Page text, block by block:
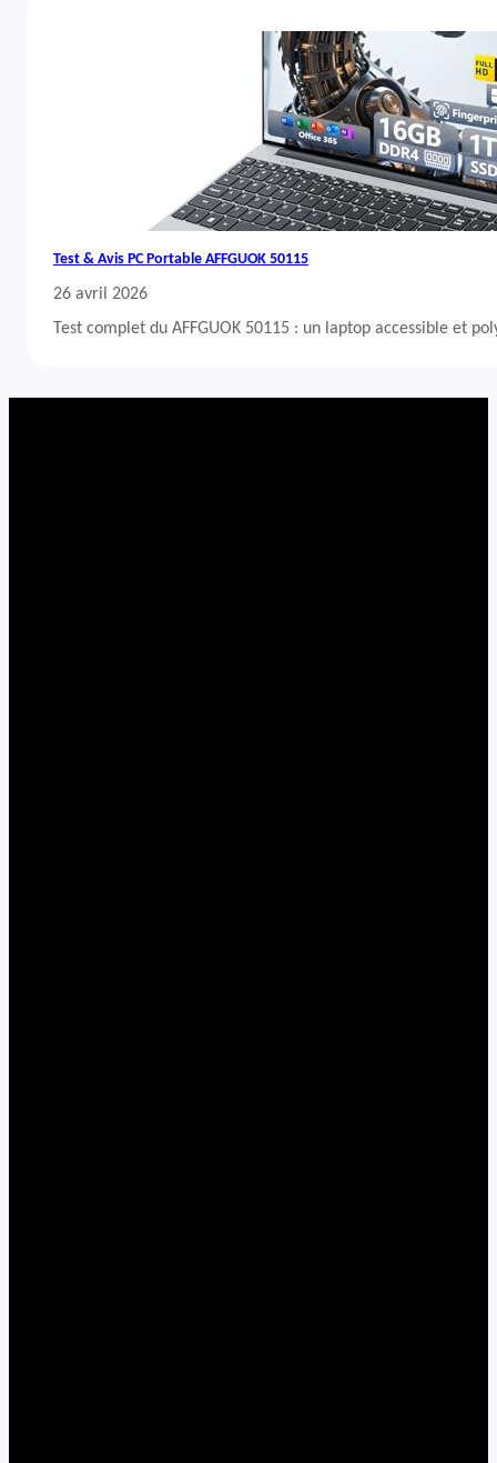
Test & Avis PC Portable AFFGUOK 50115
26 avril 2026
Test complet du AFFGUOK 50115 : un laptop accessible